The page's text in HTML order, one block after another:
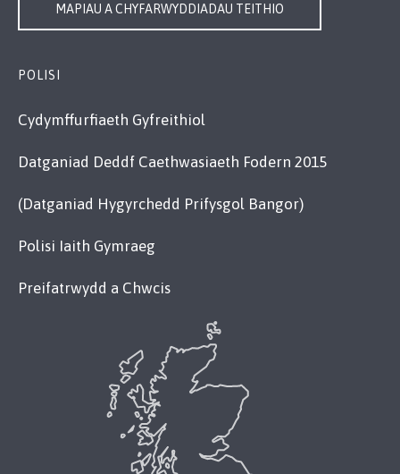
MAPIAU A CHYFARWYDDIADAU TEITHIO
POLISI
Cydymffurfiaeth Gyfreithiol
Datganiad Deddf Caethwasiaeth Fodern 2015
(Datganiad Hygyrchedd Prifysgol Bangor)
Polisi Iaith Gymraeg
Preifatrwydd a Chwcis